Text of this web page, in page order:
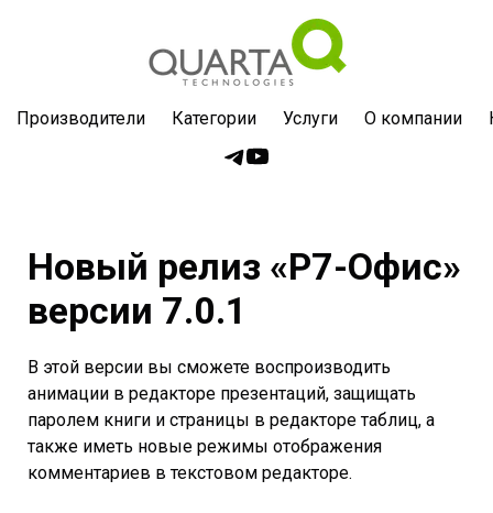
Производители Категории Услуги О компании
Новый релиз «Р7-Офис»
версии 7.0.1
В этой версии вы сможете воспроизводить
анимации в редакторе презентаций, защищать
паролем книги и страницы в редакторе таблиц, а
также иметь новые режимы отображения
комментариев в текстовом редакторе.